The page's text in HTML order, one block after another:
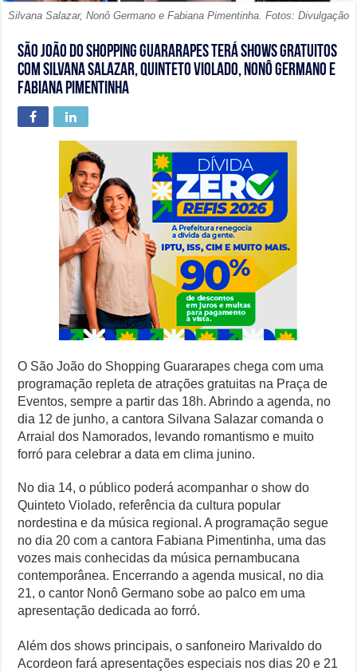
Silvana Salazar, Nonô Germano e Fabiana Pimentinha. Fotos: Divulgação
São João do Shopping Guararapes terá shows gratuitos
com Silvana Salazar, Quinteto Violado, Nonô Germano e
Fabiana Pimentinha
O São João do Shopping Guararapes chega com uma
programação repleta de atrações gratuitas na Praça de
Eventos, sempre a partir das 18h. Abrindo a agenda, no
dia 12 de junho, a cantora Silvana Salazar comanda o
Arraial dos Namorados, levando romantismo e muito
forró para celebrar a data em clima junino.
No dia 14, o público poderá acompanhar o show do
Quinteto Violado, referência da cultura popular
nordestina e da música regional. A programação segue
no dia 20 com a cantora Fabiana Pimentinha, uma das
vozes mais conhecidas da música pernambucana
contemporânea. Encerrando a agenda musical, no dia
21, o cantor Nonô Germano sobe ao palco em uma
apresentação dedicada ao forró.
Além dos shows principais, o sanfoneiro Marivaldo do
Acordeon fará apresentações especiais nos dias 20 e 21